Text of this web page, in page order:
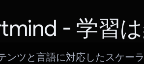
- 学習は
ンツと言語に対応したスケー